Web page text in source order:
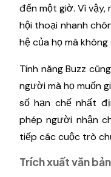
đến một giờ. Vì
hội thoại nhanh
hệ của họ mà
Tính năng Buzz
người mà họ muốn
số hạn chế nhất
phép người nhận
tiếp các cuộc trò
Trích xuất văn